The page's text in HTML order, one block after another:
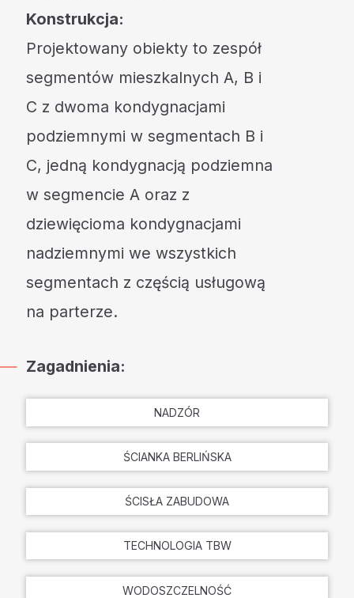
Konstrukcja:
Projektowany obiekty to zespół
segmentów mieszkalnych A, B i
C z dwoma kondygnacjami
podziemnymi w segmentach B i
C, jedną kondygnacją podziemna
w segmencie A oraz z
dziewięcioma kondygnacjami
nadziemnymi we wszystkich
segmentach z częścią usługową
na parterze.
Zagadnienia:
NADZÓR
ŚCIANKA BERLIŃSKA
ŚCISŁA ZABUDOWA
TECHNOLOGIA TBW
WODOSZCZELNOŚĆ